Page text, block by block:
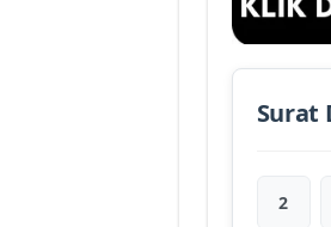
Surat
2